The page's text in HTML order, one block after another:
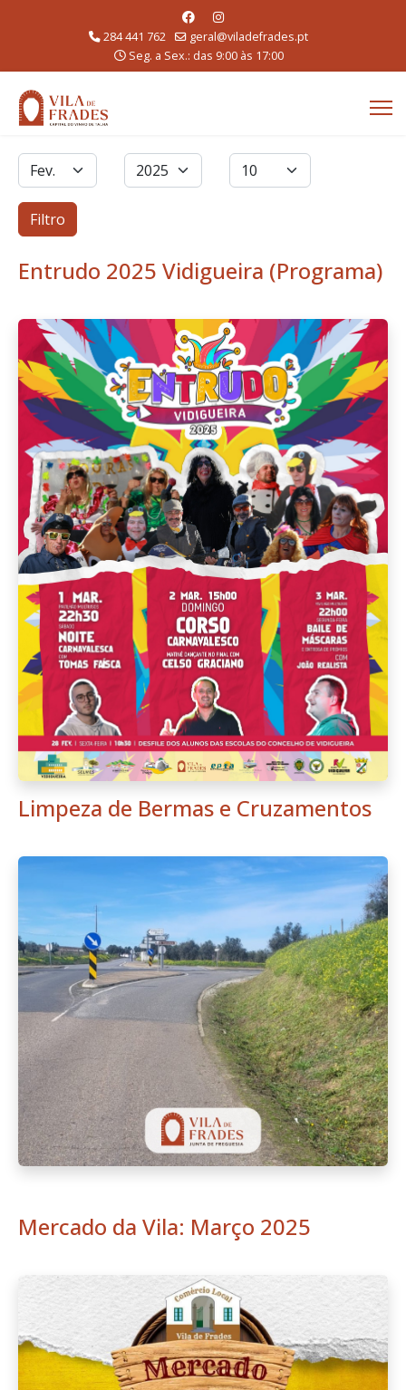
284 441 762
geral@viladefrades.pt
Seg. a Sex.: das 9:00 às 17:00
Filtros
Mês Ano Qtd. a exibir
Filtro
Entrudo 2025 Vidigueira (Programa)
Limpeza de Bermas e Cruzamentos
Mercado da Vila: Março 2025